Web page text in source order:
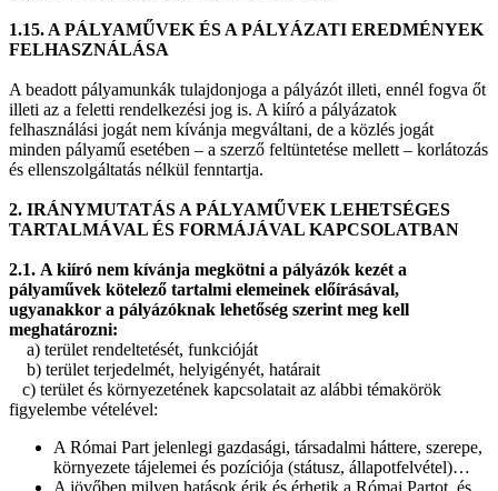
1.15. A PÁLYAMŰVEK ÉS A PÁLYÁZATI EREDMÉNYEK
FELHASZNÁLÁSA
A beadott pályamunkák tulajdonjoga a pályázót illeti, ennél fogva őt
illeti az a feletti rendelkezési jog is. A kiíró a pályázatok
felhasználási jogát nem kívánja megváltani, de a közlés jogát
minden pályamű esetében – a szerző feltüntetése mellett – korlátozás
és ellenszolgáltatás nélkül fenntartja.
2. IRÁNYMUTATÁS A PÁLYAMŰVEK LEHETSÉGES
TARTALMÁVAL ÉS FORMÁJÁVAL KAPCSOLATBAN
2.1. A kiíró nem kívánja megkötni a pályázók kezét a
pályaművek kötelező tartalmi elemeinek előírásával,
ugyanakkor a pályázóknak lehetőség szerint meg kell
meghatározni:
a) terület rendeltetését, funkcióját
b) terület terjedelmét, helyigényét, határait
c) terület és környezetének kapcsolatait az alábbi témakörök
figyelembe vételével:
A Római Part jelenlegi gazdasági, társadalmi háttere, szerepe,
környezete tájelemei és pozíciója (státusz, állapotfelvétel)…
A jövőben milyen hatások érik és érhetik a Római Partot, és